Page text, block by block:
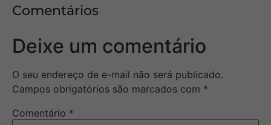
Comentários
Deixe um comentário
O seu endereço de e-mail não será publicado.
Campos obrigatórios são marcados com *
Comentário *